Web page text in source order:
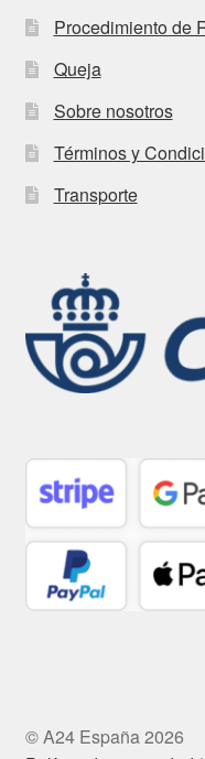
Procedimiento de
Queja
Sobre nosotros
Términos y
Transporte
© A24 España 2026